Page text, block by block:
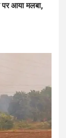
पर आया मलबा,